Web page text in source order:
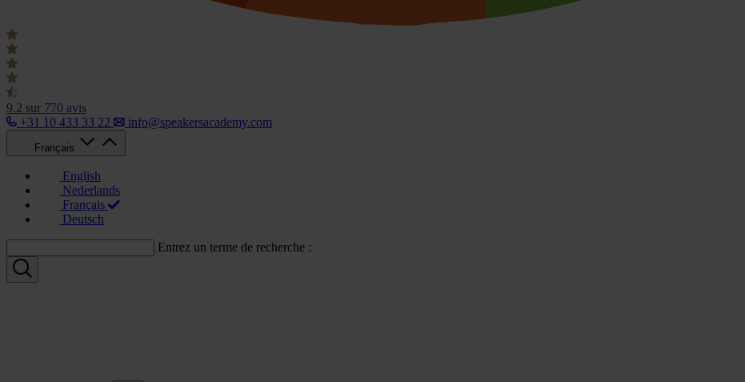
9.2 sur 770 avis
+31 10 433 33 22
info@speakersacademy.com
Français
English
Nederlands
Français
Deutsch
Entrez un terme de recherche :